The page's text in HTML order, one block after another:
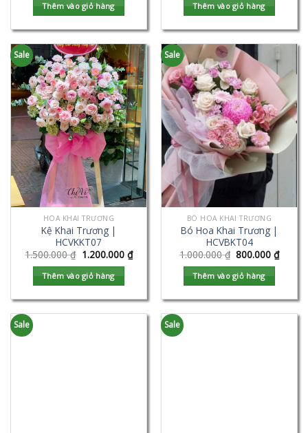
Thêm vào giỏ hàng Thêm vào giỏ hàng
Sale
HOA KHAI TRƯƠNG
Kệ Khai Trương |
HCVKKT07
1.500.000₫ 1.200.000 ₫
Thêm vào giỏ hàng
Sale
BÓ HOA KHAI TRƯƠNG
Bó Hoa Khai Trương |
HCVBKT04
1.000.000₫ 800.000₫
Thêm vào giỏ hàng
Sale Sale